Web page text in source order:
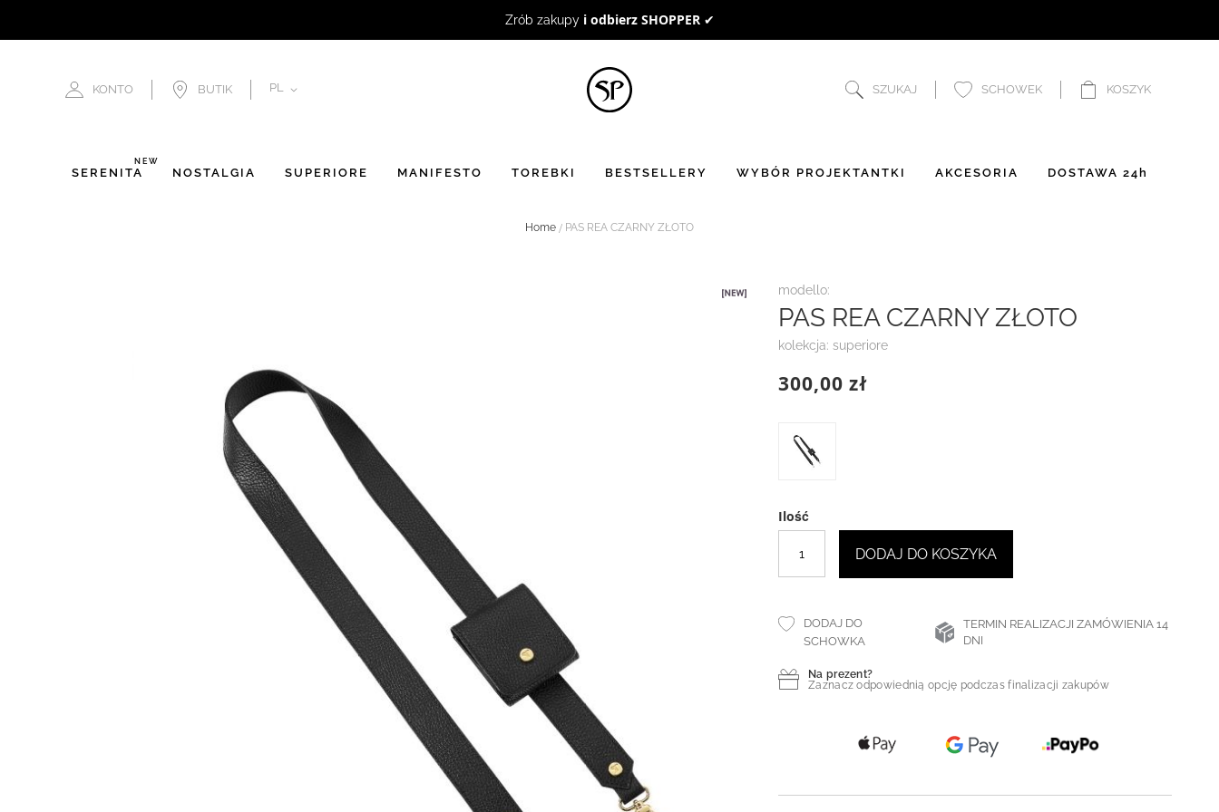
BON UPOMINKOWYto doskonały pomysł na prezent ☻
KONTO BUTIK JĘZYK
PL SZUKAJ SCHOWEK KOSZYK
SERENITÀ
NEW
NOSTALGIA SUPERIORE MANIFESTO TOREBKI BESTSELLERY WYBÓR PROJEKTANTKI AKCESORIA DOSTAWA 24h
Home PAS REA CZARNY ZŁOTO
modello:
PAS REA CZARNY ZŁOTO
kolekcja: superiore
300,00 zł
Ilość
DODAJ DO KOSZYKA
DODAJ DO
SCHOWKA
TERMIN REALIZACJI ZAMÓWIENIA 14
DNI
Na prezent?
Zaznacz odpowiednią opcję podczas finalizacji zakupów